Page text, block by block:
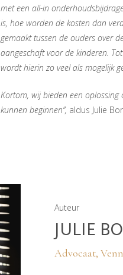
met een all-in
is, hoe worden de kosten dan
gemaakt tussen de ouders over
aangeschaft voor de kinderen.
wordt hierin zo veel als mogelijk
Kortom, wij bieden een
kunnen beginnen”, aldus Julie
Auteur
JULIE
Advocaat,